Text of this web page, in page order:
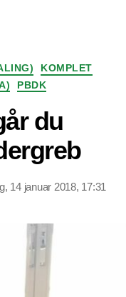
KOMPLET
PBDK
du
14 januar 2018, 17:31